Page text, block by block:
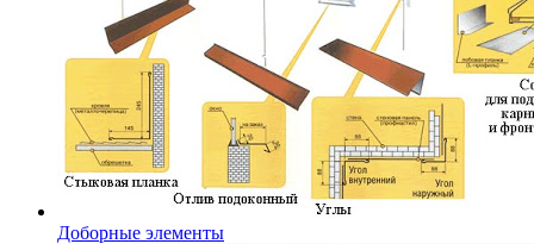
Доборные элементы